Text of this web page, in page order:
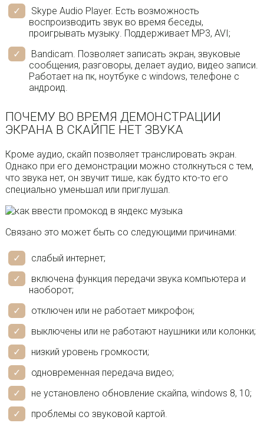
Skype Audio Player. Есть возможность
воспроизводить звук во время беседы,
проигрывать музыку. Поддерживает MP3, AVI;
Bandicam. Позволяет записать экран, звуковые
сообщения, разговоры, делает аудио, видео записи.
Работает на пк, ноутбуке с windows, телефоне с
андроид.
ПОЧЕМУ ВО ВРЕМЯ ДЕМОНСТРАЦИИ
ЭКРАНА В СКАЙПЕ НЕТ ЗВУКА
Кроме аудио, скайп позволяет транслировать экран.
Однако при его демонстрации можно столкнуться с тем,
что звука нет, он звучит тише, как будто кто-то его
специально уменьшал или приглушал.
Связано это может быть со следующими причинами:
слабый интернет;
включена функция передачи звука компьютера и
наоборот;
отключен или не работает микрофон;
выключены или не работают наушники или колонки;
низкий уровень громкости;
одновременная передача видео;
не установлено обновление скайпа, windows 8, 10;
проблемы со звуковой картой.